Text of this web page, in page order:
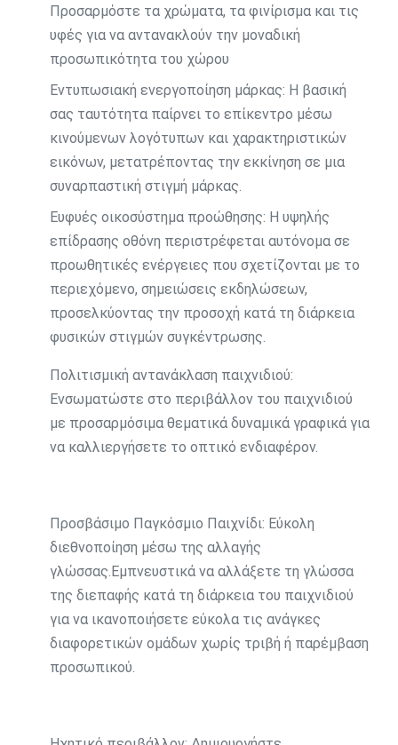
Προσαρμόστε τα χρώματα, τα φινίρισμα και τις
υφές για να αντανακλούν την μοναδική
προσωπικότητα του χώρου
Εντυπωσιακή ενεργοποίηση μάρκας: Η βασική
σας ταυτότητα παίρνει το επίκεντρο μέσω
κινούμενων λογότυπων και χαρακτηριστικών
εικόνων, μετατρέποντας την εκκίνηση σε μια
συναρπαστική στιγμή μάρκας.
Ευφυές οικοσύστημα προώθησης: Η υψηλής
επίδρασης οθόνη περιστρέφεται αυτόνομα σε
προωθητικές ενέργειες που σχετίζονται με το
περιεχόμενο, σημειώσεις εκδηλώσεων,
προσελκύοντας την προσοχή κατά τη διάρκεια
φυσικών στιγμών συγκέντρωσης.
Πολιτισμική αντανάκλαση παιχνιδιού:
Ενσωματώστε στο περιβάλλον του παιχνιδιού
με προσαρμόσιμα θεματικά δυναμικά γραφικά για
να καλλιεργήσετε το οπτικό ενδιαφέρον.
Προσβάσιμο Παγκόσμιο Παιχνίδι: Εύκολη
διεθνοποίηση μέσω της αλλαγής
γλώσσας.Εμπνευστικά να αλλάξετε τη γλώσσα
της διεπαφής κατά τη διάρκεια του παιχνιδιού
για να ικανοποιήσετε εύκολα τις ανάγκες
διαφορετικών ομάδων χωρίς τριβή ή παρέμβαση
προσωπικού.